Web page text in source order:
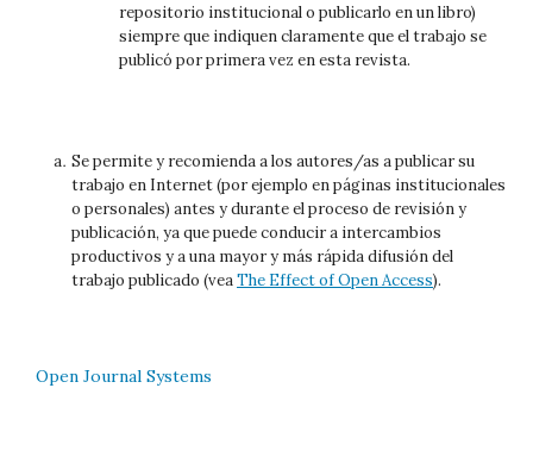
repositorio institucional o publicarlo en un libro)
siempre que indiquen claramente que el trabajo se
publicó por primera vez en esta revista.
Se permite y recomienda a los autores/as a publicar su
trabajo en Internet (por ejemplo en páginas institucionales
o personales) antes y durante el proceso de revisión y
publicación, ya que puede conducir a intercambios
productivos y a una mayor y más rápida difusión del
trabajo publicado (veaThe Effect of Open Access).
Open Journal Systems